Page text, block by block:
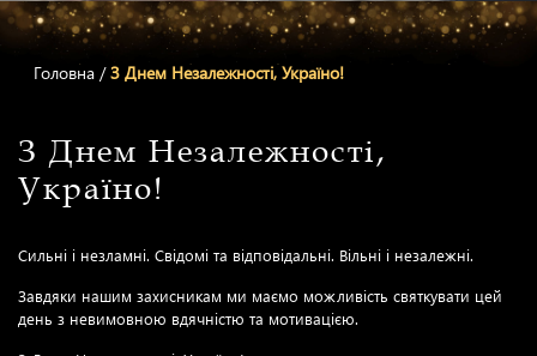
Головна /З Днем Незалежності, Україно!
З Днем Незалежності,
Україно!
Сильні і незламні. Свідомі та відповідальні. Вільні і незалежні.
Завдяки нашим захисникам ми маємо можливість святкувати цей
день з невимовною вдячністю та мотивацією.